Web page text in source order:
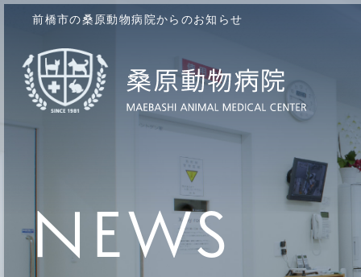
前橋市の桑原動物病院からのお知らせ
NEWS